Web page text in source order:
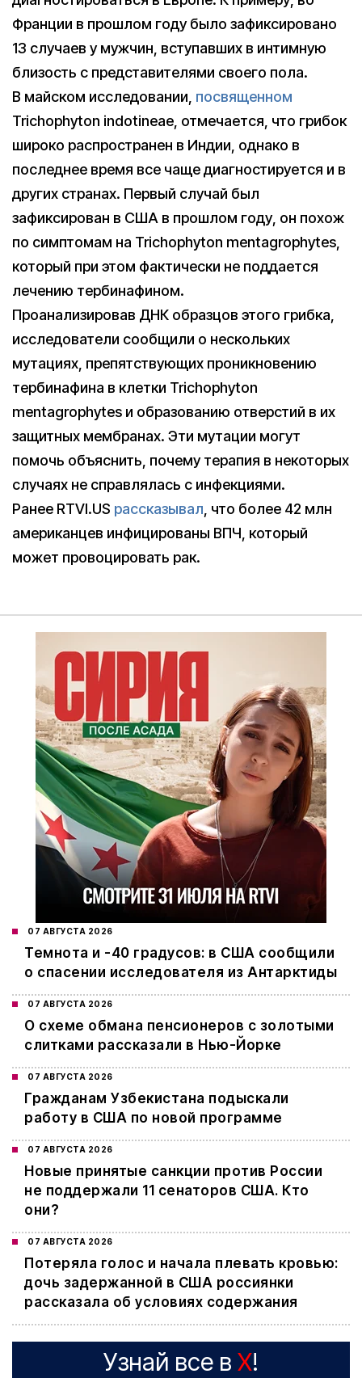
Франции в прошлом году было зафиксировано
13 случаев у мужчин, вступавших в интимную
близость с представителями своего пола.
В майском исследовании, посвященном
Trichophyton indotineae, отмечается, что грибок
широко распространен в Индии, однако в
последнее время все чаще диагностируется и в
других странах. Первый случай был
зафиксирован в США в прошлом году, он похож
по симптомам на Trichophyton mentagrophytes,
который при этом фактически не поддается
лечению тербинафином.
Проанализировав ДНК образцов этого грибка,
исследователи сообщили о нескольких
мутациях, препятствующих проникновению
тербинафина в клетки Trichophyton
mentagrophytes и образованию отверстий в их
защитных мембранах. Эти мутации могут
помочь объяснить, почему терапия в некоторых
случаях не справлялась с инфекциями.
Ранее RTVI.US рассказывал, что более 42 млн
американцев инфицированы ВПЧ, который
может провоцировать рак.
07 АВГУСТА 2026
Темнота и -40 градусов: в США сообщили
о спасении исследователя из Антарктиды
07 АВГУСТА 2026
О схеме обмана пенсионеров с золотыми
слитками рассказали в Нью-Йорке
07 АВГУСТА 2026
Гражданам Узбекистана подыскали
работу в США по новой программе
07 АВГУСТА 2026
Новые принятые санкции против России
не поддержали 11 сенаторов США. Кто
они?
07 АВГУСТА 2026
Потеряла голос и начала плевать кровью:
дочь задержанной в США россиянки
рассказала об условиях содержания
Узнай все в X!